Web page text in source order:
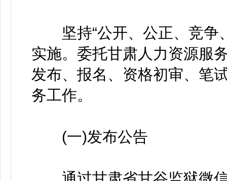
坚持“公开、公正、竞争
实施。委托甘肃人力资源服
发布、报名、资格初审、笔
务工作。
(一)发布公告